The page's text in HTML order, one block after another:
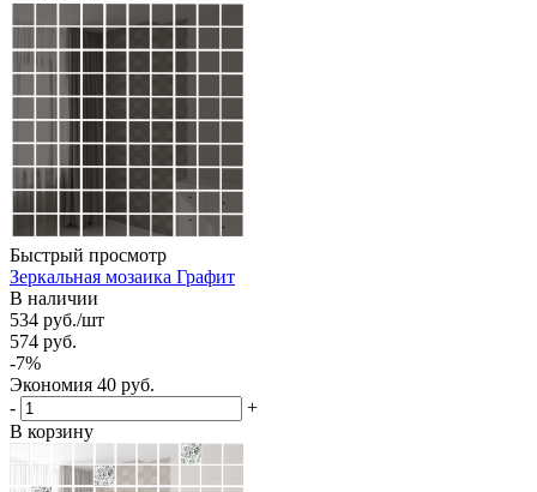
Быстрый просмотр
Зеркальная мозаика Графит
В наличии
534 руб./шт
574 руб.
-7%
Экономия 40 руб.
-
+
В корзину